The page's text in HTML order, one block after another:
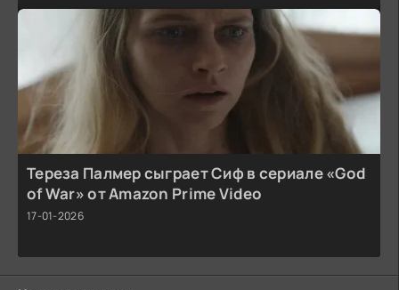
Тереза Палмер сыграет Сиф в сериале «God
of War» от Amazon Prime Video
17-01-2026